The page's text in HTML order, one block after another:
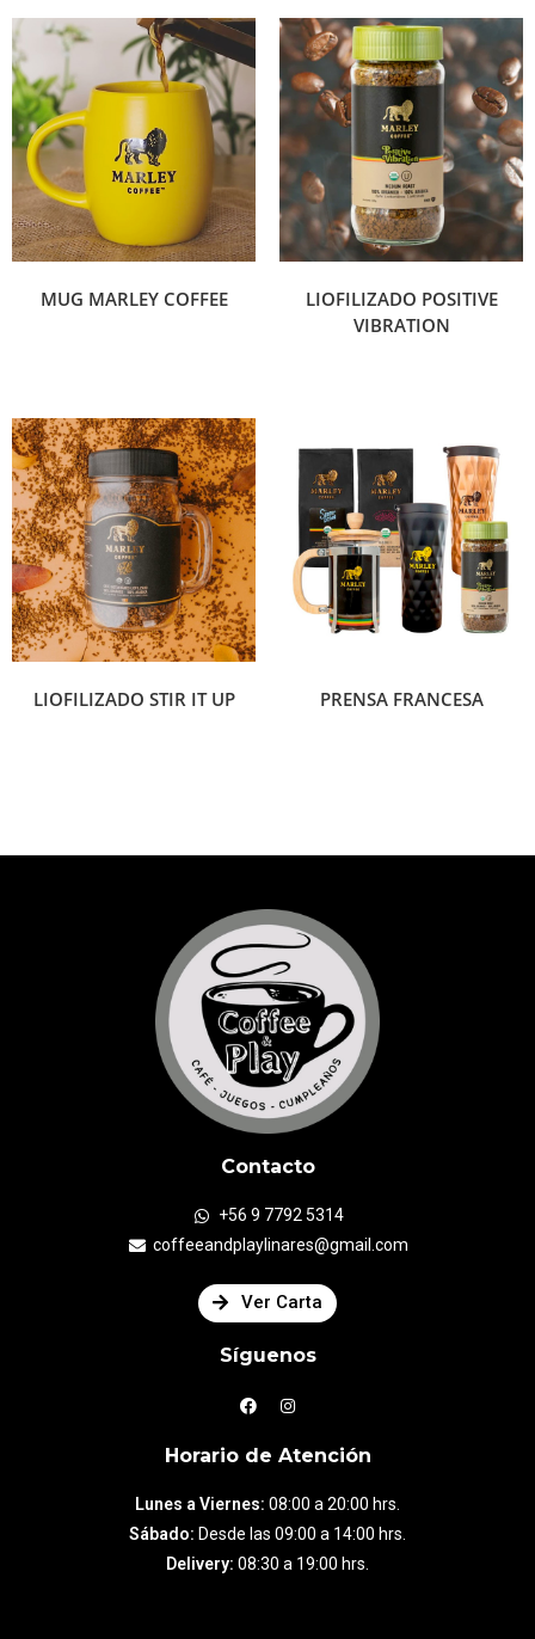
MUG MARLEY COFFEE
LIOFILIZADO POSITIVE
VIBRATION
LIOFILIZADO STIR IT UP PRENSA FRANCESA
Contacto
+56 9 7792 5314
coffeeandplaylinares@gmail.com
Ver Carta
Síguenos
Horario de Atención
Lunes a Viernes: 08:00 a 20:00 hrs.
Sábado: Desde las 09:00 a 14:00 hrs.
Delivery: 08:30 a 19:00 hrs.